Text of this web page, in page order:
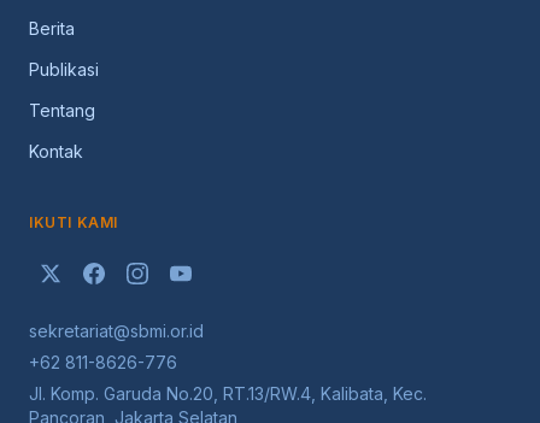
Berita
Publikasi
Tentang
Kontak
IKUTI KAMI
sekretariat@sbmi.or.id
+62 811-8626-776
Jl. Komp. Garuda No.20, RT.13/RW.4, Kalibata, Kec.
Pancoran, Jakarta Selatan